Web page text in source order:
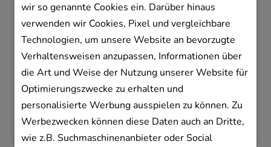
wir so genannte Cookies ein. Darüber hinaus
verwenden wir Cookies, Pixel und vergleichbare
Technologien, um unsere Website an bevorzugte
Verhaltensweisen anzupassen, Informationen über
die Art und Weise der Nutzung unserer Website für
Optimierungszwecke zu erhalten und
personalisierte Werbung ausspielen zu können. Zu
Werbezwecken können diese Daten auch an Dritte,
wie z.B. Suchmaschinenanbieter oder Social
DIMETHYLFUMARAT beta 120 mg
magensaftres.Hartkaps.
betapharm Arzneimittel GmbH
18723331
Dieses Produkt ist zur Zeit nicht verfügbar
15,32 €¹
1,09 €pro 1 Stk